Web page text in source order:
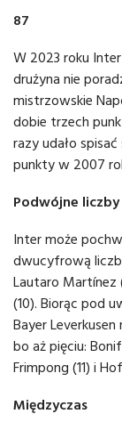
87
W 2023 roku
drużyna nie
mistrzowskie
dobie trzech
razy udało
punkty w 2007
Podwójne liczby
Inter może
dwucyfrową
Lautaro Martínez
(10). Biorąc pod
Bayer
bo aż pięciu:
Frimpong (11) i
Międzyczas